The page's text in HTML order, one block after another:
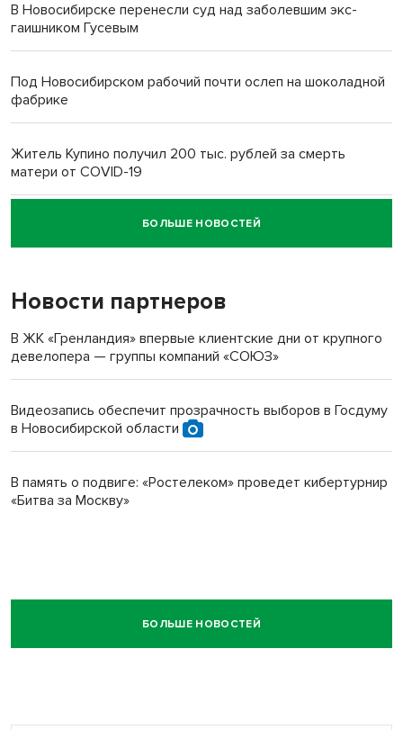
В Новосибирске перенесли суд над заболевшим экс-
гаишником Гусевым
Под Новосибирском рабочий почти ослеп на шоколадной
фабрике
Житель Купино получил 200 тыс. рублей за смерть
матери от COVID-19
Новосибирский суд наказал водителя за смерть
пенсионерки на вокзале
БОЛЬШЕ НОВОСТЕЙ
Новости партнеров
В ЖК «Гренландия» впервые клиентские дни от крупного
девелопера — группы компаний «СОЮЗ»
Видеозапись обеспечит прозрачность выборов в Госдуму
в Новосибирской области
В память о подвиге: «Ростелеком» проведет кибертурнир
«Битва за Москву»
БОЛЬШЕ НОВОСТЕЙ